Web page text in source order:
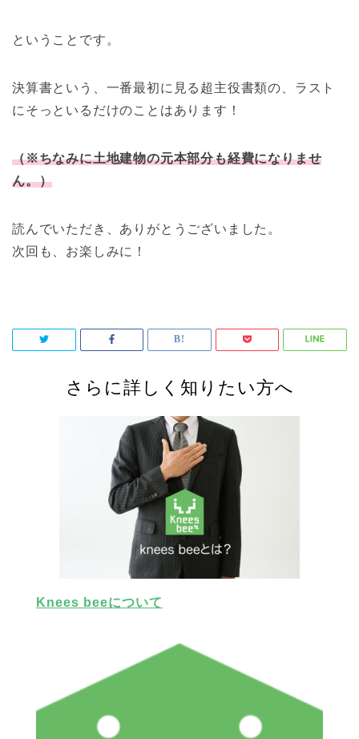
ということです。
決算書という、一番最初に見る超主役書類の、ラスト
にそっといるだけのことはあります！
（※ちなみに土地建物の元本部分も経費になりませ
ん。）
読んでいただき、ありがとうございました。
次回も、お楽しみに！
さらに詳しく知りたい方へ
Knees beeについて